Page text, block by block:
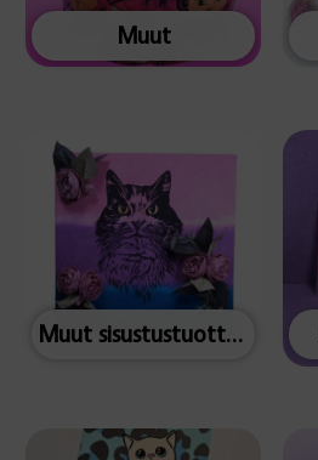
Muut
Muut sisustustuotteet